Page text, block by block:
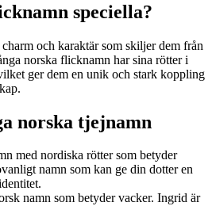
speciella?
och karaktär som skiljer dem från
norska flicknamn har sina rötter i
ger dem en unik och stark koppling
norska tjejnamn
med nordiska rötter som betyder
namn som kan ge din dotter en
namn som betyder vacker. Ingrid är